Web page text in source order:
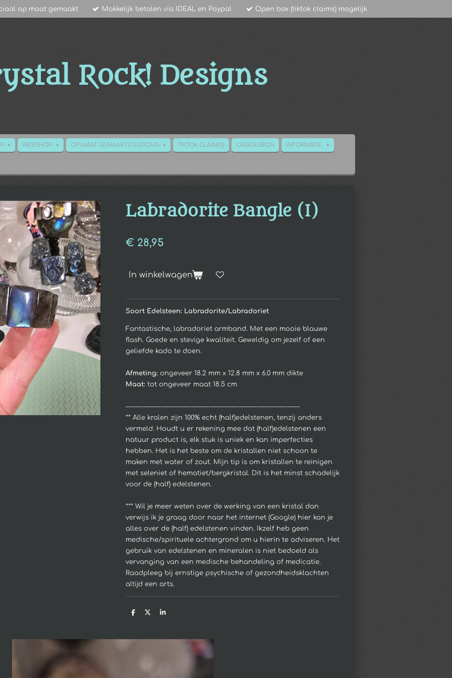
op maat gemaakt Makkelijk betalen via IDEAL en Paypal Open box (tiktok claims) mogelijk
Rock! Designs
WEBSHOP OP MAAT GEMAAKT/CUSTOMS TIKTOK CLAIM(S) CADEAUBON INFORMATIE
Labradorite Bangle (I)
€ 28,95
In winkelwagen
Soort Edelsteen: Labradorite/Labradoriet
Fantastische, labradoriet armband. Met een mooie blauwe
flash. Goede en stevige kwaliteit. Geweldig om jezelf of een
geliefde kado te doen.
Afmeting: ongeveer 18.2 mm x 12.8 mm x 6.0 mm dikte
Maat: tot ongeveer maat 18.5 cm
---------------------------------------------------------------------
** Alle kralen zijn 100% echt (half)edelstenen, tenzij anders
vermeld. Houdt u er rekening mee dat (half)edelstenen een
natuur product is, elk stuk is uniek en kan imperfecties
hebben. Het is het beste om de kristallen niet schoon te
maken met water of zout. Mijn tip is om kristallen te reinigen
met seleniet of hematiet/bergkristal. Dit is het minst schadelijk
voor de (half) edelstenen.
*** Wil je meer weten over de werking van een kristal dan
verwijs ik je graag door naar het internet (Google) hier kan je
alles over de (half) edelstenen vinden. Ikzelf heb geen
medische/spirituele achtergrond om u hierin te adviseren. Het
gebruik van edelstenen en mineralen is niet bedoeld als
vervanging van een medische behandeling of medicatie.
Raadpleeg bij ernstige psychische of gezondheidsklachten
altijd een arts.
D
n
D
S
e